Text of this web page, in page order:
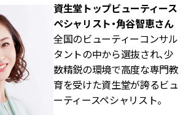
資生堂トップビューティース
ペシャリスト・角谷智恵さん
全国のビューティーコンサル
タントの中から選抜され、少
数精鋭の環境で高度な専門教
育を受けた資生堂が誇るビュ
ーティースペシャリスト。